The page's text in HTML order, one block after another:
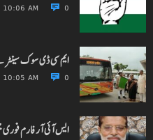
AM 0
ایم سی ڈی سوک سینٹر
AM 0
ایس آئی آر فارم